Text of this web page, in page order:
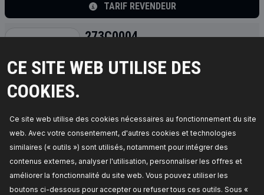
CE SITE WEB UTILISE DES
COOKIES.
Ce site web utilise des cookies nécessaires au fonctionnement du site
web. Avec votre consentement, d'autres cookies et technologies
similaires (« outils ») sont utilisés, notamment pour intégrer des
contenus externes, analyser l'utilisation, personnaliser les offres et
améliorer la fonctionnalité du site web. Vous pouvez utiliser les
boutons ci-dessous pour accepter ou refuser tous ces outils. Sous «
TARIF REVENDEUR
273C0004
Type de bras oscillant:barre oscillant
transversal, Matériel:Aluminium,
fabricant: 273C0004,Fabricant:RIDEX,Numéro
Disponible en stock:
TARIF REVENDEUR